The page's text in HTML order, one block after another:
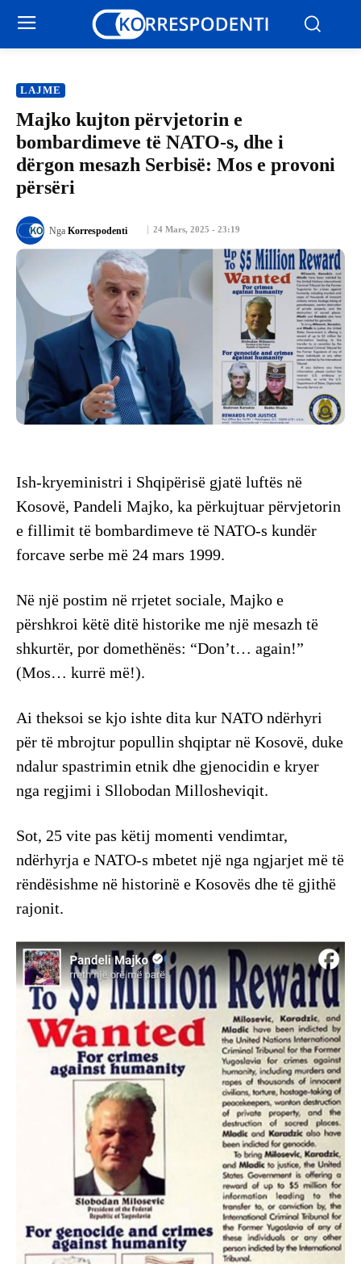
LAJME
Majko kujton përvjetorin e
bombardimeve të NATO-s, dhe i
dërgon mesazh Serbisë: Mos e provoni
përsëri
24 Mars, 2025 - 23:19
Nga Korrespodenti
Ish-kryeministri i Shqipërisë gjatë luftës në
Kosovë, Pandeli Majko, ka përkujtuar përvjetorin
e fillimit të bombardimeve të NATO-s kundër
forcave serbe më 24 mars 1999.
Në një postim në rrjetet sociale, Majko e
përshkroi këtë ditë historike me një mesazh të
shkurtër, por domethënës: “Don’t… again!”
(Mos… kurrë më!).
Ai theksoi se kjo ishte dita kur NATO ndërhyri
për të mbrojtur popullin shqiptar në Kosovë, duke
ndalur spastrimin etnik dhe gjenocidin e kryer
nga regjimi i Sllobodan Millosheviqit.
Sot, 25 vite pas këtij momenti vendimtar,
ndërhyrja e NATO-s mbetet një nga ngjarjet më të
rëndësishme në historinë e Kosovës dhe të gjithë
rajonit.